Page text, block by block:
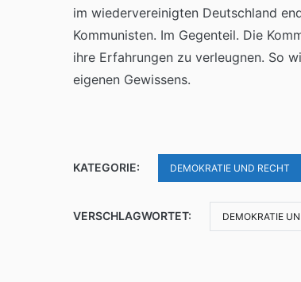
im wiedervereinigten Deutschland
Kommunisten. Im Gegenteil. Die
ihre Erfahrungen zu verleugnen. So
eigenen Gewissens.
KATEGORIE: DEMOKRATIE UND RECHT
VERSCHLAGWORTET: DEMOKRATIE